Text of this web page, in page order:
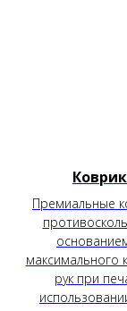
Премиальные
максимального
рук при